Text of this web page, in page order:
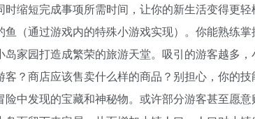
缩短完成事项所需时间，让你的新生活变得更
（通过游戏内的特殊小游戏实现）。你能熟练
家园打造成繁荣的旅游天堂。吸引的游客越多，
？商店应该售卖什么样的商品？别担心，你的
中发现的宝藏和神秘物。或许部分游客甚至愿